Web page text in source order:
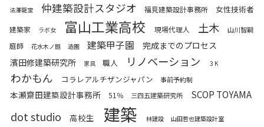
法澤龍宝 仲建築設計スタジオ 福見建築設計事務所 女性技術者
建築家 ラボ女 富山工業高校 現場代理人 土木 山川智嗣
庭師 花水木ノ庭 造園 建築甲子園
完成までのプロセス
濱田修建築研究所
家具 職人 リノベーション ３K
わかもん コラレアルチザンジャパン 事前予約制
本瀬齋田建築設計事務所 51％ 三四五建築研究所 SCOP TOYAMA
dot studio 高校生 建築 林建設 山田哲也建築設計室